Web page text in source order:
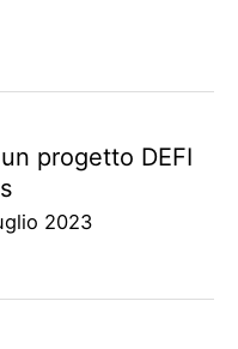
progetto DEFI
2023